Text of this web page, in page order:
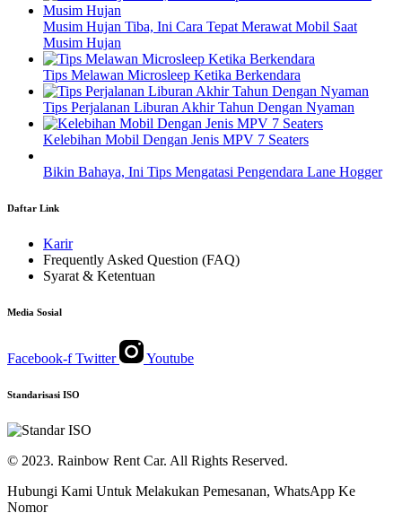
Musim Hujan Tiba, Ini Cara Tepat Merawat Mobil Saat
Musim Hujan
Tips Melawan Microsleep Ketika Berkendara
Tips Perjalanan Liburan Akhir Tahun Dengan Nyaman
Kelebihan Mobil Dengan Jenis MPV 7 Seaters
Bikin Bahaya, Ini Tips Mengatasi Pengendara Lane Hogger
Daftar Link
Karir
Frequently Asked Question (FAQ)
Syarat & Ketentuan
Media Sosial
Facebook-f Twitter Youtube
Standarisasi ISO
© 2023. Rainbow Rent Car. All Rights Reserved.
Hubungi Kami Untuk Melakukan Pemesanan, WhatsApp Ke
Nomor